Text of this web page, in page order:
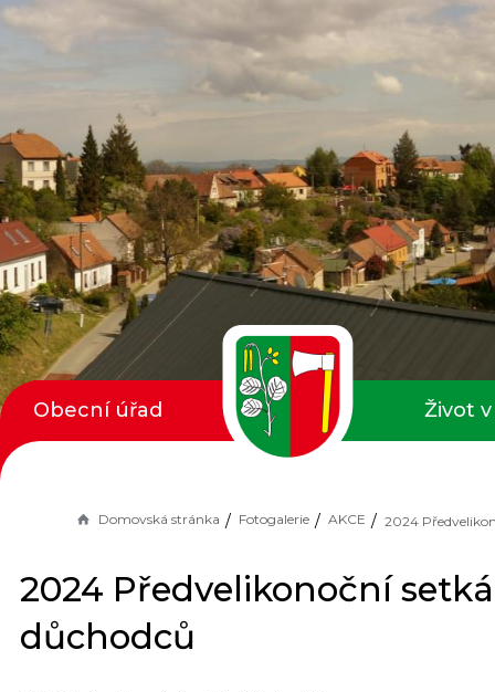
Domovská stránka Fotogalerie AKCE
2024 Předvelikonoční
důchodců
Obecní úřad Život